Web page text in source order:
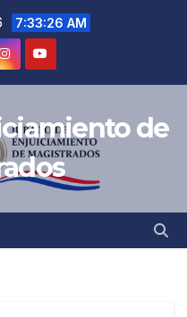
7:33:27 AM
de